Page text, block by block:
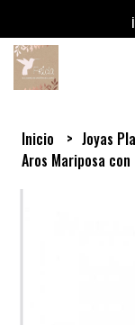
Inicio
Joyas
Aros Mariposa